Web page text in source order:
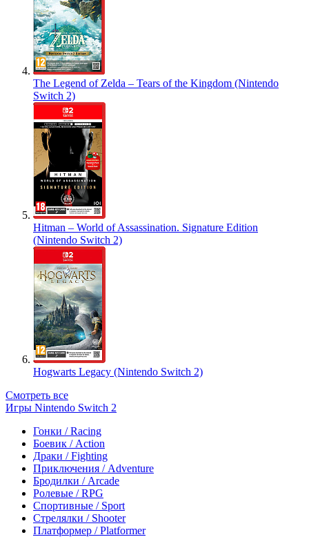
The Legend of Zelda – Tears of the Kingdom (Nintendo
Switch 2)
Hitman – World of Assassination. Signature Edition
(Nintendo Switch 2)
Hogwarts Legacy (Nintendo Switch 2)
Смотреть все
Игры Nintendo Switch 2
Гонки / Racing
Боевик / Action
Драки / Fighting
Приключения / Adventure
Бродилки / Arcade
Ролевые / RPG
Спортивные / Sport
Стрелялки / Shooter
Платформер / Platformer